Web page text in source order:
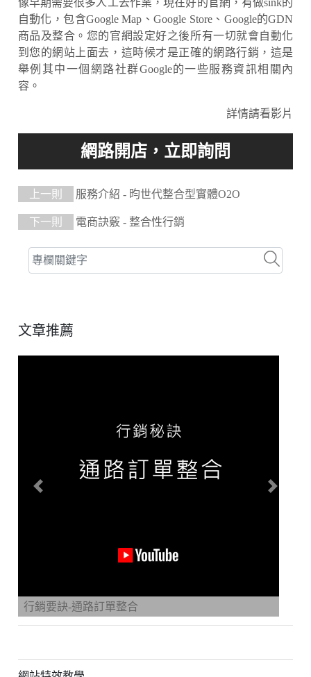
文章推薦
行銷要訣-通路訂單整合
Previous Next
像早期需要很多人工去作業，現在好的官網，有做sink的
自動化，包含Google Map、Google Store、Google的GDN
商品及整合。您的官網設定好之後所有一切就會自動化
到您的網站上面去，這時候才是正確的網路行銷，這是
舉例其中一個網路社群Google的一些服務資訊相關內
容。
詳情請看影片
上一則 服務介紹 - 昀世代整合型實體O2O
下一則 電商訣竅 - 整合性行銷